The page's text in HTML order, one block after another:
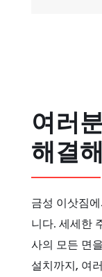
여러
해결
금성 이삿짐
니다. 세세한
사의 모든 면
설치까지, 여